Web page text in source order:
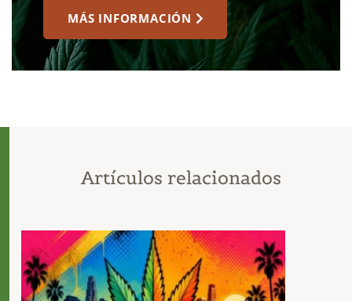
MÁS INFORMACIÓN
Artículos relacionados